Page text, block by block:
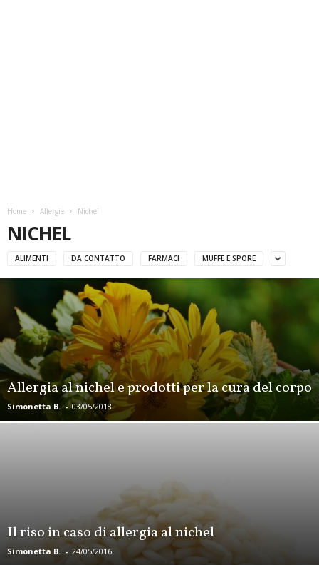
Home Allergie Nichel
NICHEL
ALIMENTI DA CONTATTO FARMACI MUFFE E SPORE
Allergia al nichel e prodotti per la cura del corpo
Simonetta B. - 03/05/2018
Il riso in caso di allergia al nichel
Simonetta B. - 24/05/2016